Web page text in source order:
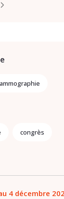
congrès
4 décembre